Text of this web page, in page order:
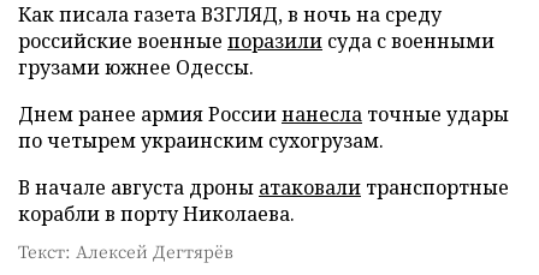
Как писала газета ВЗГЛЯД, в ночь на среду
российские военные поразили суда с военными
грузами южнее Одессы.
Днем ранее армия Россиинанесла точные удары
по четырем украинским сухогрузам.
В начале августа дроны атаковали транспортные
корабли в порту Николаева.
Текст: Алексей Дегтярёв